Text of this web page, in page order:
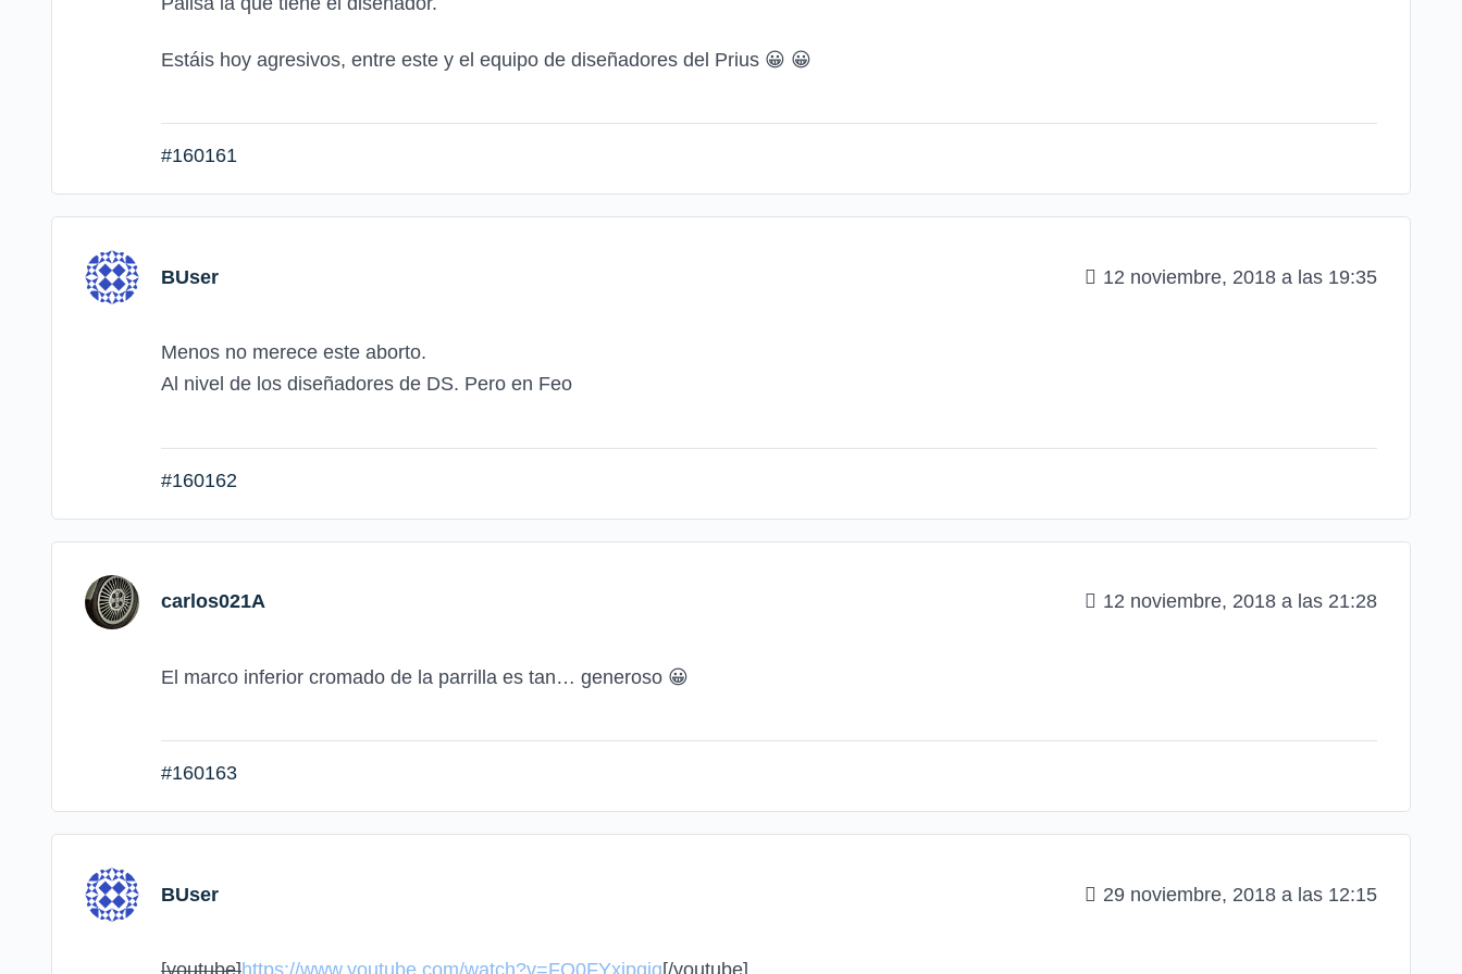
Estáis hoy agresivos, entre este y el equipo de diseñadores del Prius 😀 😀
#160161
BUser 12 noviembre, 2018 a las 19:35
Menos no merece este aborto.
Al nivel de los diseñadores de DS. Pero en Feo
#160162
carlos021A 12 noviembre, 2018 a las 21:28
El marco inferior cromado de la parrilla es tan… generoso 😀
#160163
BUser 29 noviembre, 2018 a las 12:15